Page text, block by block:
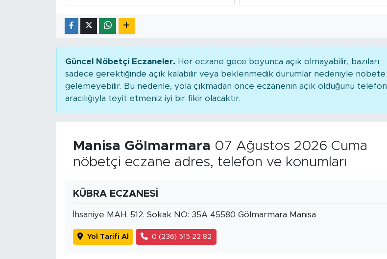
Güncel Nöbetçi Eczaneler. Her eczane gece boyunca açık olmayabilir, bazıları
sadece gerektiğinde açık kalabilir veya beklenmedik durumlar nedeniyle nöbete
gelemeyebilir. Bu nedenle, yola çıkmadan önce eczanenin açık olduğunu telefon
aracılığıyla teyit etmeniz iyi bir fikir olacaktır.
Manisa Gölmarmara 07 Ağustos 2026 Cuma
nöbetçi eczane adres, telefon ve konumları
KÜBRA ECZANESİ
İhsaniye MAH. 512. Sokak NO: 35A 45580 Gölmarmara Manisa
Yol Tarifi Al 0 (236) 515 22 82